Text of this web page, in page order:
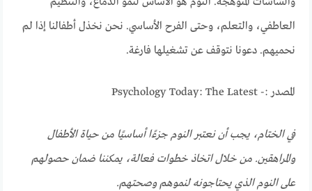
العاطفي، والتعلم، وحتى الفرح الأساسي. نحن نخذل أطفالنا إذا لم
نحميهم. دعونا نتوقف عن تشغيلها فارغة.
المصدر :- Psychology Today: The Latest
في الختام، يجب أن نعتبر النوم جزءًا أساسيًا من حياة الأطفال
والمراهقين. من خلال اتخاذ خطوات فعالة، يمكننا ضمان حصولهم
على النوم الذي يحتاجونه لنموهم وصحتهم.